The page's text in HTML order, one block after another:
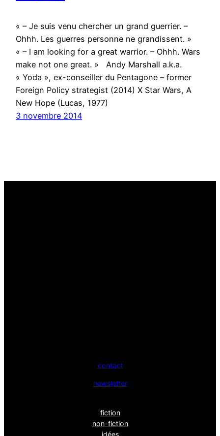
« – Je suis venu chercher un grand guerrier. –
Ohhh. Les guerres personne ne grandissent. »
« – I am looking for a great warrior. – Ohhh. Wars
make not one great. » Andy Marshall a.k.a.
« Yoda », ex-conseiller du Pentagone – former
Foreign Policy strategist (2014) X Star Wars, A
New Hope (Lucas, 1977)
3 novembre 2014
contact
newsletter
fiction
non-fiction
idées